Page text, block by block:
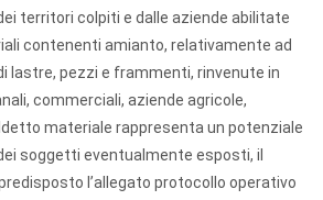
territori colpiti e dalle aziende abilitate
contenenti amianto, relativamente ad
lastre, pezzi e frammenti, rinvenute in
commerciali, aziende agricole,
materiale rappresenta un potenziale
soggetti eventualmente esposti, il
predisposto l’allegato protocollo operativo